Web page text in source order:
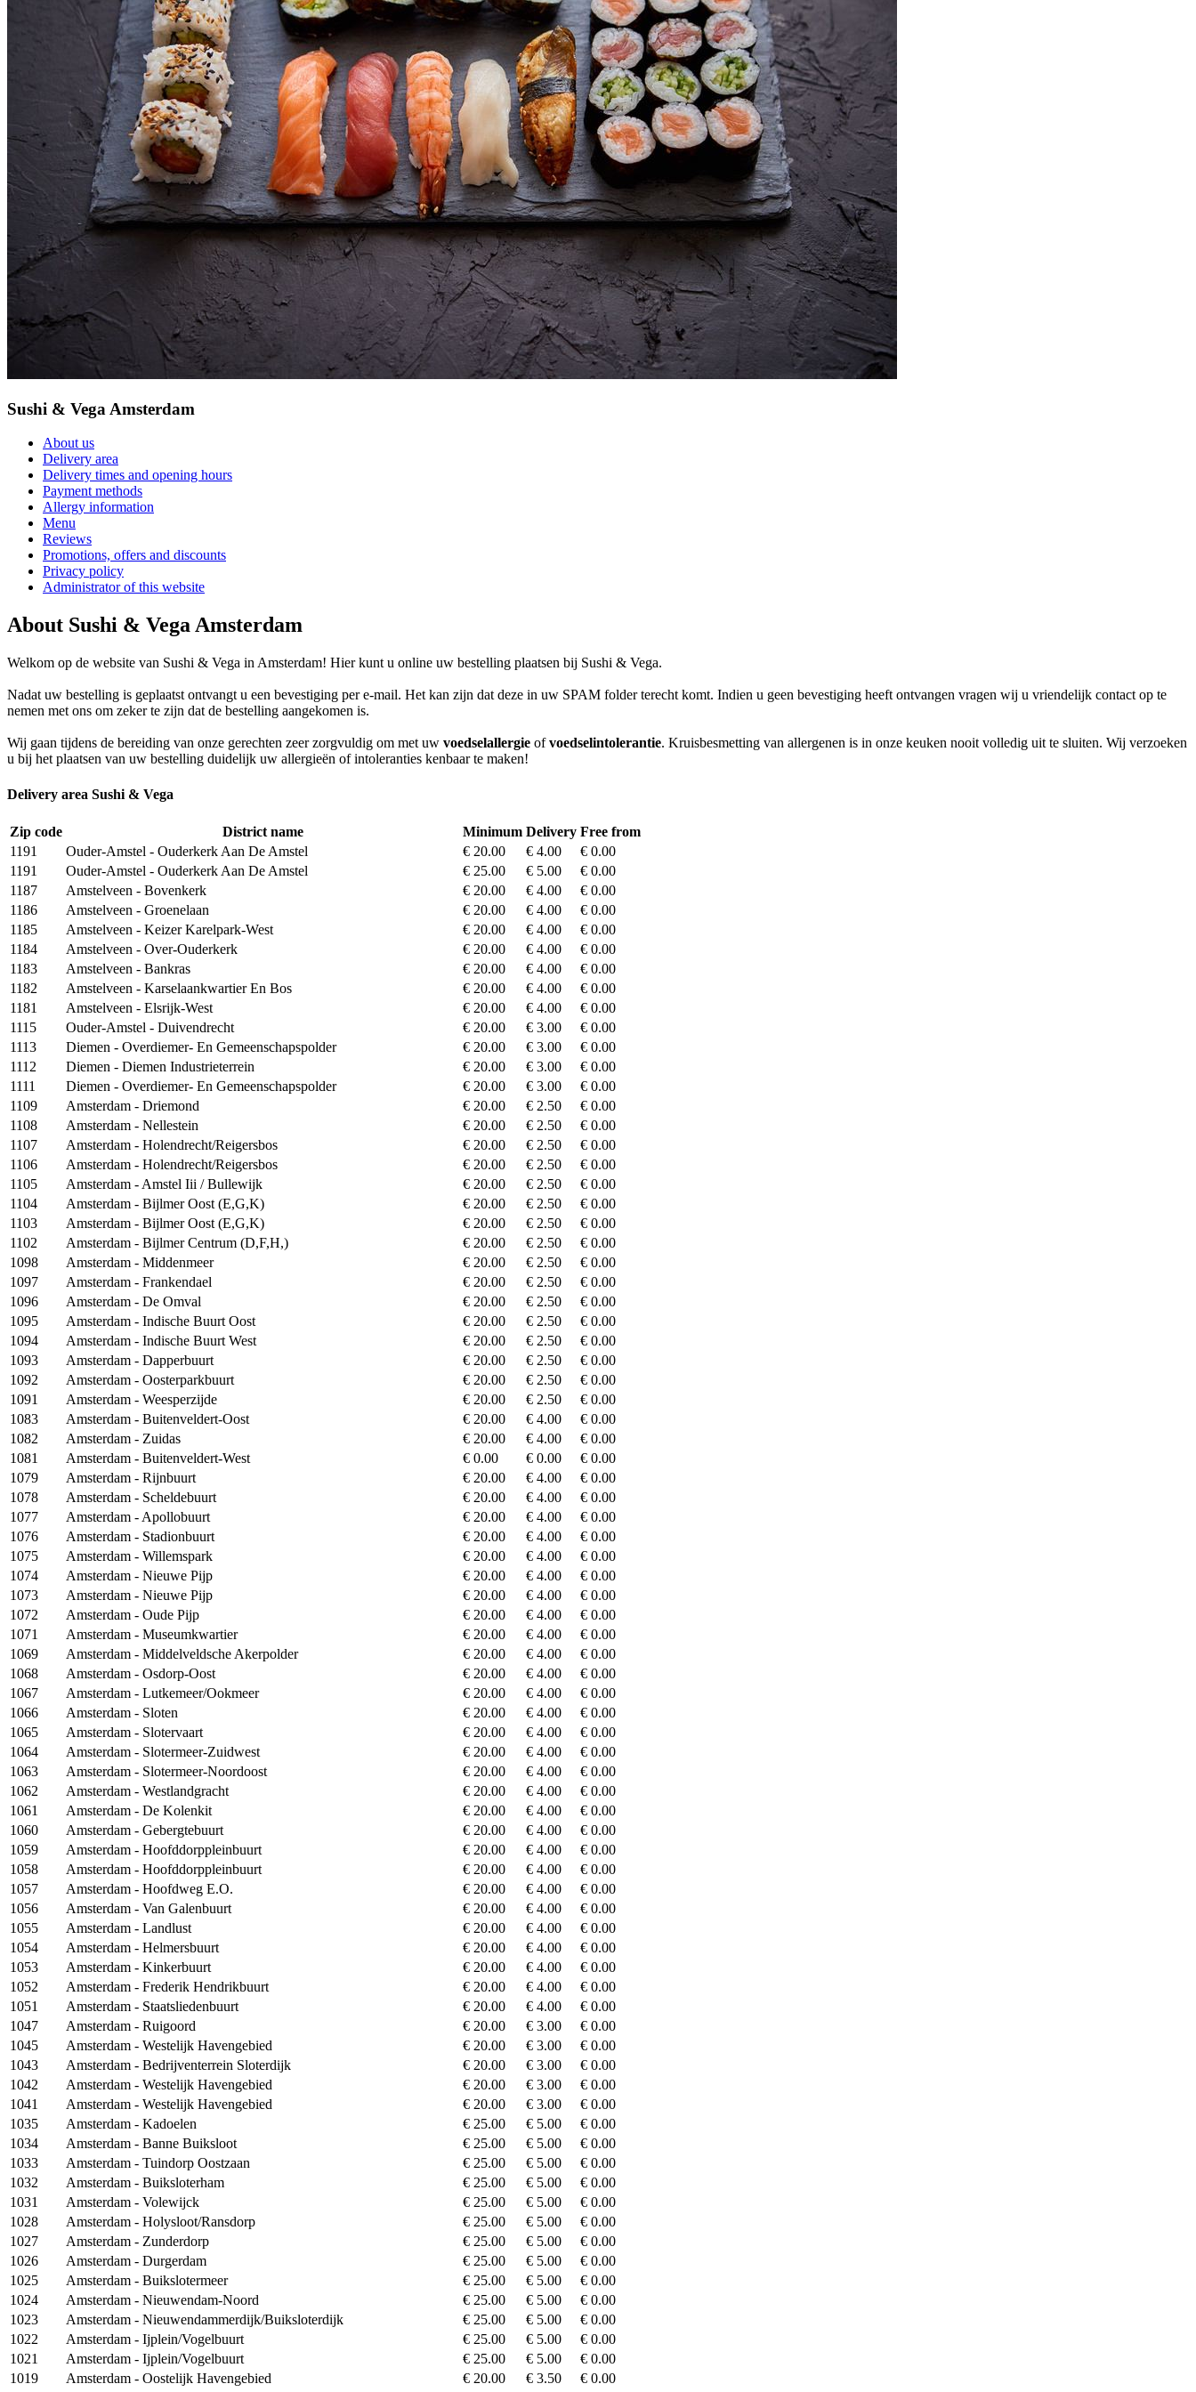
Sushi & Vega Amsterdam
About us
Delivery area
Delivery times and opening hours
Payment methods
Allergy information
Menu
Reviews
Promotions, offers and discounts
Privacy policy
Administrator of this website
About Sushi & Vega Amsterdam
Welkom op de website van Sushi & Vega in Amsterdam! Hier kunt u online uw bestelling plaatsen bij Sushi & Vega.
Nadat uw bestelling is geplaatst ontvangt u een bevestiging per e-mail. Het kan zijn dat deze in uw SPAM folder terecht komt. Indien u geen bevestiging heeft ontvangen vragen wij u vriendelijk contact op te
nemen met ons om zeker te zijn dat de bestelling aangekomen is.
Wij gaan tijdens de bereiding van onze gerechten zeer zorgvuldig om met uw voedselallergie ofvoedselintolerantie. Kruisbesmetting van allergenen is in onze keuken nooit volledig uit te sluiten. Wij verzoeken
u bij het plaatsen van uw bestelling duidelijk uw allergieën of intoleranties kenbaar te maken!
Delivery area Sushi & Vega
Zip code District name Minimum Delivery Free from
1191
Ouder-Amstel - Ouderkerk Aan De Amstel € 20.00 € 4.00
€ 0.00
1191
Ouder-Amstel - Ouderkerk Aan De Amstel € 25.00 € 5.00
€ 0.00
1187
Amstelveen - Bovenkerk € 20.00 € 4.00
€ 0.00
1186
Amstelveen - Groenelaan € 20.00 € 4.00
€ 0.00
1185
Amstelveen - Keizer Karelpark-West € 20.00 € 4.00
€ 0.00
1184
Amstelveen - Over-Ouderkerk € 20.00 € 4.00
€ 0.00
1183
Amstelveen - Bankras € 20.00 € 4.00
€ 0.00
1182
Amstelveen - Karselaankwartier En Bos € 20.00 € 4.00
€ 0.00
1181
Amstelveen - Elsrijk-West € 20.00 € 4.00
€ 0.00
1115
Ouder-Amstel - Duivendrecht € 20.00 € 3.00
€ 0.00
1113
Diemen - Overdiemer- En Gemeenschapspolder € 20.00 € 3.00
€ 0.00
1112
Diemen - Diemen Industrieterrein € 20.00 € 3.00
€ 0.00
1111
Diemen - Overdiemer- En Gemeenschapspolder € 20.00 € 3.00
€ 0.00
1109
Amsterdam - Driemond € 20.00 € 2.50
€ 0.00
1108
Amsterdam - Nellestein € 20.00 € 2.50
€ 0.00
1107
Amsterdam - Holendrecht/Reigersbos € 20.00 € 2.50
€ 0.00
1106
Amsterdam - Holendrecht/Reigersbos € 20.00 € 2.50
€ 0.00
1105
Amsterdam - Amstel Iii / Bullewijk € 20.00 € 2.50
€ 0.00
1104
Amsterdam - Bijlmer Oost (E,G,K) € 20.00 € 2.50
€ 0.00
1103
Amsterdam - Bijlmer Oost (E,G,K) € 20.00 € 2.50
€ 0.00
1102
Amsterdam - Bijlmer Centrum (D,F,H,) € 20.00 € 2.50
€ 0.00
1098
Amsterdam - Middenmeer € 20.00 € 2.50
€ 0.00
1097
Amsterdam - Frankendael € 20.00 € 2.50
€ 0.00
1096
Amsterdam - De Omval € 20.00 € 2.50
€ 0.00
1095
Amsterdam - Indische Buurt Oost € 20.00 € 2.50
€ 0.00
1094
Amsterdam - Indische Buurt West € 20.00 € 2.50
€ 0.00
1093
Amsterdam - Dapperbuurt € 20.00 € 2.50
€ 0.00
1092
Amsterdam - Oosterparkbuurt € 20.00 € 2.50
€ 0.00
1091
Amsterdam - Weesperzijde € 20.00 € 2.50
€ 0.00
1083
Amsterdam - Buitenveldert-Oost € 20.00 € 4.00
€ 0.00
1082
Amsterdam - Zuidas € 20.00 € 4.00
€ 0.00
1081
Amsterdam - Buitenveldert-West € 0.00 € 0.00
€ 0.00
1079
Amsterdam - Rijnbuurt € 20.00 € 4.00
€ 0.00
1078
Amsterdam - Scheldebuurt € 20.00 € 4.00
€ 0.00
1077
Amsterdam - Apollobuurt € 20.00 € 4.00
€ 0.00
1076
Amsterdam - Stadionbuurt € 20.00 € 4.00
€ 0.00
1075
Amsterdam - Willemspark € 20.00 € 4.00
€ 0.00
1074
Amsterdam - Nieuwe Pijp € 20.00 € 4.00
€ 0.00
1073
Amsterdam - Nieuwe Pijp € 20.00 € 4.00
€ 0.00
1072
Amsterdam - Oude Pijp € 20.00 € 4.00
€ 0.00
1071
Amsterdam - Museumkwartier € 20.00 € 4.00
€ 0.00
1069
Amsterdam - Middelveldsche Akerpolder € 20.00 € 4.00
€ 0.00
1068
Amsterdam - Osdorp-Oost € 20.00 € 4.00
€ 0.00
1067
Amsterdam - Lutkemeer/Ookmeer € 20.00 € 4.00
€ 0.00
1066
Amsterdam - Sloten € 20.00 € 4.00
€ 0.00
1065
Amsterdam - Slotervaart € 20.00 € 4.00
€ 0.00
1064
Amsterdam - Slotermeer-Zuidwest € 20.00 € 4.00
€ 0.00
1063
Amsterdam - Slotermeer-Noordoost € 20.00 € 4.00
€ 0.00
1062
Amsterdam - Westlandgracht € 20.00 € 4.00
€ 0.00
1061
Amsterdam - De Kolenkit € 20.00 € 4.00
€ 0.00
1060
Amsterdam - Gebergtebuurt € 20.00 € 4.00
€ 0.00
1059
Amsterdam - Hoofddorppleinbuurt € 20.00 € 4.00
€ 0.00
1058
Amsterdam - Hoofddorppleinbuurt € 20.00 € 4.00
€ 0.00
1057
Amsterdam - Hoofdweg E.O. € 20.00 € 4.00
€ 0.00
1056
Amsterdam - Van Galenbuurt € 20.00 € 4.00
€ 0.00
1055
Amsterdam - Landlust € 20.00 € 4.00
€ 0.00
1054
Amsterdam - Helmersbuurt € 20.00 € 4.00
€ 0.00
1053
Amsterdam - Kinkerbuurt € 20.00 € 4.00
€ 0.00
1052
Amsterdam - Frederik Hendrikbuurt € 20.00 € 4.00
€ 0.00
1051
Amsterdam - Staatsliedenbuurt € 20.00 € 4.00
€ 0.00
1047
Amsterdam - Ruigoord € 20.00 € 3.00
€ 0.00
1045
Amsterdam - Westelijk Havengebied € 20.00 € 3.00
€ 0.00
1043
Amsterdam - Bedrijventerrein Sloterdijk € 20.00 € 3.00
€ 0.00
1042
Amsterdam - Westelijk Havengebied € 20.00 € 3.00
€ 0.00
1041
Amsterdam - Westelijk Havengebied € 20.00 € 3.00
€ 0.00
1035
Amsterdam - Kadoelen € 25.00 € 5.00
€ 0.00
1034
Amsterdam - Banne Buiksloot € 25.00 € 5.00
€ 0.00
1033
Amsterdam - Tuindorp Oostzaan € 25.00 € 5.00
€ 0.00
1032
Amsterdam - Buiksloterham € 25.00 € 5.00
€ 0.00
1031
Amsterdam - Volewijck € 25.00 € 5.00
€ 0.00
1028
Amsterdam - Holysloot/Ransdorp € 25.00 € 5.00
€ 0.00
1027
Amsterdam - Zunderdorp € 25.00 € 5.00
€ 0.00
1026
Amsterdam - Durgerdam € 25.00 € 5.00
€ 0.00
1025
Amsterdam - Buikslotermeer € 25.00 € 5.00
€ 0.00
1024
Amsterdam - Nieuwendam-Noord € 25.00 € 5.00
€ 0.00
1023
Amsterdam - Nieuwendammerdijk/Buiksloterdijk € 25.00 € 5.00
€ 0.00
1022
Amsterdam - Ijplein/Vogelbuurt € 25.00 € 5.00
€ 0.00
1021
Amsterdam - Ijplein/Vogelbuurt € 25.00 € 5.00
€ 0.00
1019
Amsterdam - Oostelijk Havengebied € 20.00 € 3.50
€ 0.00